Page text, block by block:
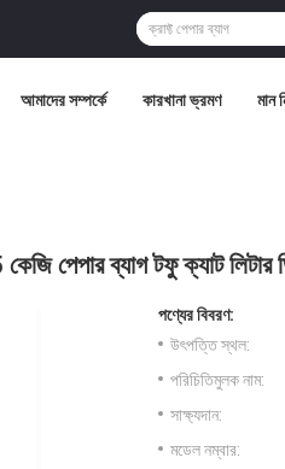
আমাদের সম্পর্কে কারখানা ভ্রমণ মান
কেজি পেপার ব্যাগ টফু ক্যাট
পণ্যের বিবরণ:
উৎপত্তি স্থল:
পরিচিতিমুলক নাম:
সাক্ষ্যদান:
মডেল নম্বার: